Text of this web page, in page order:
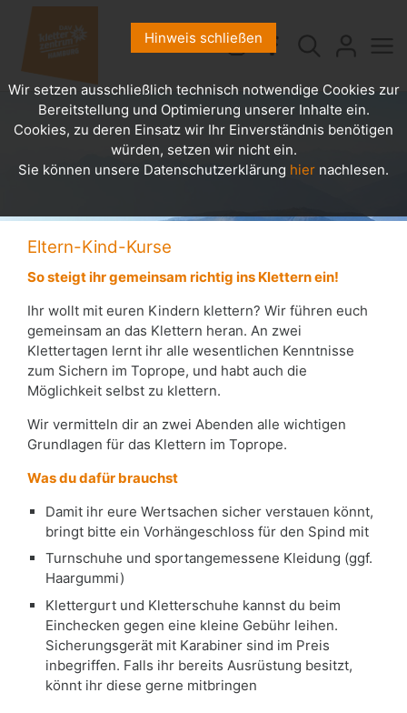
Eltern-Kind-Kurse
So steigt ihr gemeinsam richtig ins Klettern ein!
Ihr wollt mit euren Kindern klettern? Wir führen euch
gemeinsam an das Klettern heran. An zwei
Klettertagen lernt ihr alle wesentlichen Kenntnisse
zum Sichern im Toprope, und habt auch die
Möglichkeit selbst zu klettern.
Wir vermitteln dir an zwei Abenden alle wichtigen
Grundlagen für das Klettern im Toprope.
Was du dafür brauchst
Damit ihr eure Wertsachen sicher verstauen könnt,
bringt bitte ein Vorhängeschloss für den Spind mit
Turnschuhe und sportangemessene Kleidung (ggf.
Haargummi)
Klettergurt und Kletterschuhe kannst du beim
Einchecken gegen eine kleine Gebühr leihen.
Sicherungsgerät mit Karabiner sind im Preis
inbegriffen. Falls ihr bereits Ausrüstung besitzt,
könnt ihr diese gerne mitbringen
Hinweis schließen
Wir setzen ausschließlich technisch notwendige Cookies zur
Bereitstellung und Optimierung unserer Inhalte ein.
Cookies, zu deren Einsatz wir Ihr Einverständnis benötigen
würden, setzen wir nicht ein.
Sie können unsere Datenschutzerklärung hier nachlesen.